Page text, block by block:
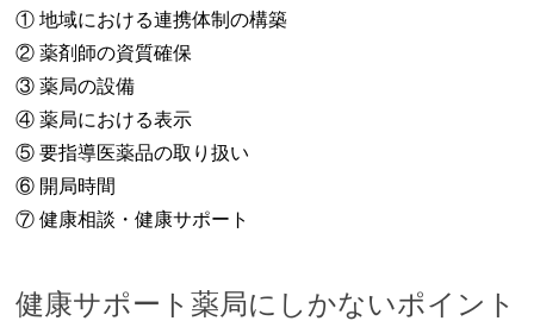
① 地域における連携体制の構築
② 薬剤師の資質確保
③ 薬局の設備
④ 薬局における表示
⑤ 要指導医薬品の取り扱い
⑥ 開局時間
⑦ 健康相談・健康サポート
健康サポート薬局にしかないポイント